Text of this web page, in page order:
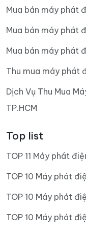
Mua bán máy phát
Mua bán máy phát
Mua bán máy phát
Thu mua máy phát
Dịch Vụ Thu Mua
TP.HCM
Top list
TOP 11 Máy phát
TOP 10 Máy phát
TOP 10 Máy phát
TOP 10 Máy phát